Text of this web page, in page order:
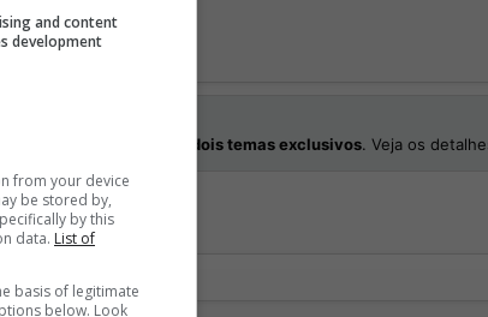
dois temas exclusivos. Veja os
and content
development
from your device
be stored by,
by this
data. List of
basis of legitimate
below. Look